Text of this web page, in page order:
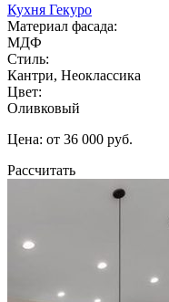
Кухня Гекуро
Материал фасада:
МДФ
Стиль:
Кантри, Неоклассика
Цвет:
Оливковый
Цена: от 36 000 руб.
Рассчитать